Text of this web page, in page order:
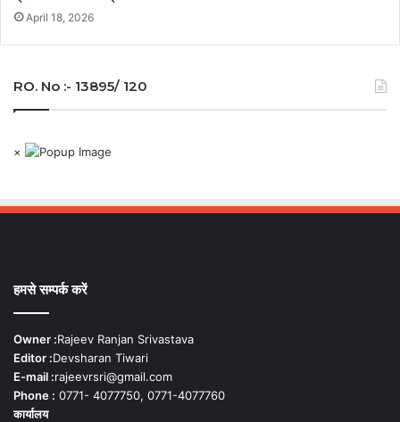
April 18, 2026
RO. No :- 13895/ 120
×
हमसे सम्पर्क करें
Owner :Rajeev Ranjan Srivastava
Editor :Devsharan Tiwari
E-mail :rajeevrsri@gmail.com
Phone : 0771- 4077750, 0771-4077760
कार्यालय